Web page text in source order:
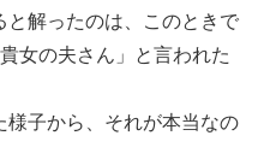
と解ったのは、このときで
女の夫さん」と言われた
子から、それが本当なの